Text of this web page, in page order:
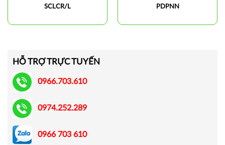
SCLCR/L
PDPNN
HỖ TRỢ TRỰC TUYẾN
0966.703.610
0974.252.289
0966 703 610